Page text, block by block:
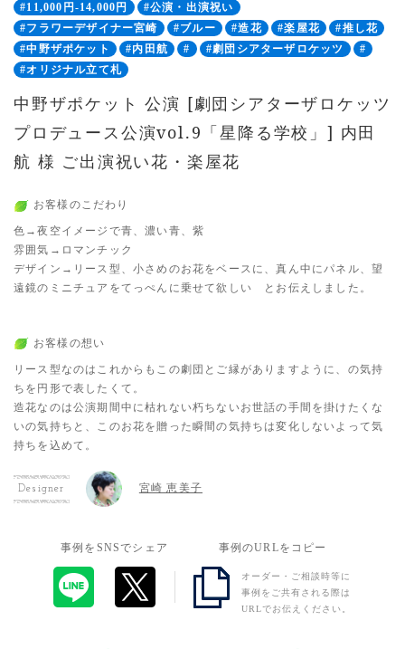
#11,000円-14,000円
#公演・出演祝い
#フラワーデザイナー宮崎
#ブルー #造花 #楽屋花
#推し花
#中野ザポケット
#内田航 # #劇団シアターザロケッツ
#
#オリジナル立て札
中野ザポケット 公演 [劇団シアターザロケッツ
プロデュース公演vol.9「星降る学校」] 内田
航 様 ご出演祝い花・楽屋花
お客様のこだわり
色→夜空イメージで青、濃い青、紫
雰囲気→ロマンチック
デザイン→リース型、小さめのお花をベースに、真ん中にパネル、望
遠鏡のミニチュアをてっぺんに乗せて欲しい とお伝えしました。
お客様の想い
リース型なのはこれからもこの劇団とご縁がありますように、の気持
ちを円形で表したくて。
造花なのは公演期間中に枯れない朽ちないお世話の手間を掛けたくな
いの気持ちと、このお花を贈った瞬間の気持ちは変化しないよって気
持ちを込めて。
Designer 宮崎 恵美子
事例をSNSでシェア 事例のURLをコピー
オーダー・ご相談時等に
事例をご共有される際は
URLでお伝えください。